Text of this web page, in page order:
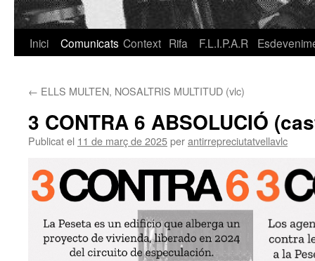
Inici Comunicats Context Rifa F.L.I.P.A.R
← ELLS MULTEN, NOSALTRIS MULTITUD (vlc)
3 CONTRA 6 ABSOLUCIÓ
Publicat el 11 de març de 2025perantirrepreciutatvellavlc